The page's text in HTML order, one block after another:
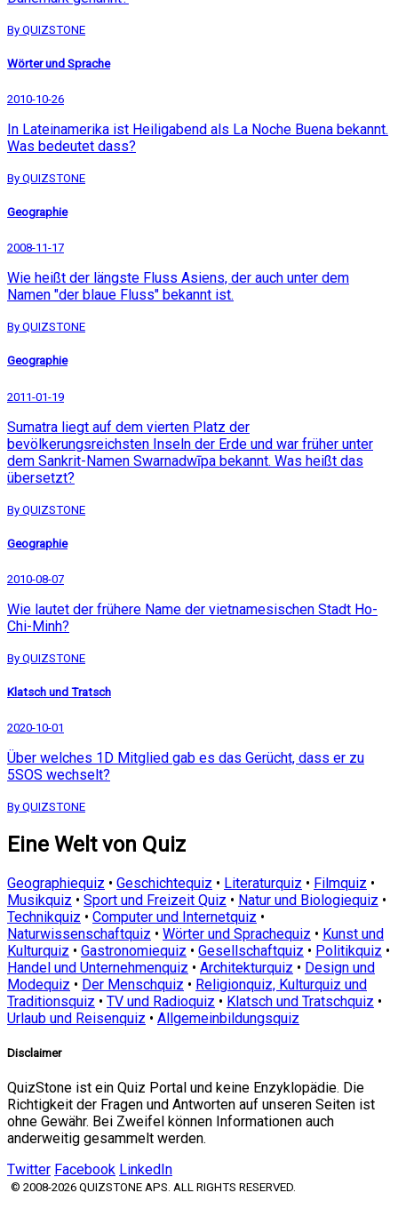
By QUIZSTONE
Wörter und Sprache
2010-10-26
In Lateinamerika ist Heiligabend als La Noche Buena bekannt.
Was bedeutet dass?
By QUIZSTONE
Geographie
2008-11-17
Wie heißt der längste Fluss Asiens, der auch unter dem
Namen "der blaue Fluss" bekannt ist.
By QUIZSTONE
Geographie
2011-01-19
Sumatra liegt auf dem vierten Platz der
bevölkerungsreichsten Inseln der Erde und war früher unter
dem Sankrit-Namen Swarnadwīpa bekannt. Was heißt das
übersetzt?
By QUIZSTONE
Geographie
2010-08-07
Wie lautet der frühere Name der vietnamesischen Stadt Ho-
Chi-Minh?
By QUIZSTONE
Klatsch und Tratsch
2020-10-01
Über welches 1D Mitglied gab es das Gerücht, dass er zu
5SOS wechselt?
By QUIZSTONE
Eine Welt von Quiz
Geographiequiz • Geschichtequiz • Literaturquiz • Filmquiz •
Musikquiz • Sport und Freizeit Quiz • Natur und Biologiequiz •
Technikquiz • Computer und Internetquiz •
Naturwissenschaftquiz • Wörter und Sprachequiz • Kunst und
Kulturquiz • Gastronomiequiz • Gesellschaftquiz • Politikquiz •
Handel und Unternehmenquiz • Architekturquiz • Design und
Modequiz • Der Menschquiz • Religionquiz, Kulturquiz und
Traditionsquiz • TV und Radioquiz • Klatsch und Tratschquiz •
Urlaub und Reisenquiz • Allgemeinbildungsquiz
Disclaimer
QuizStone ist ein Quiz Portal und keine Enzyklopädie. Die
Richtigkeit der Fragen und Antworten auf unseren Seiten ist
ohne Gewähr. Bei Zweifel können Informationen auch
anderweitig gesammelt werden.
Twitter Facebook LinkedIn
© 2008-2026 QUIZSTONE APS. ALL RIGHTS RESERVED.